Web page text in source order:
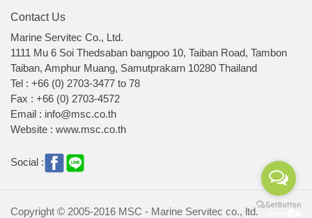
Contact Us
Marine Servitec Co., Ltd.
1111 Mu 6 Soi Thedsaban bangpoo 10, Taiban Road, Tambon
Taiban, Amphur Muang, Samutprakarn 10280 Thailand
Tel : +66 (0) 2703-3477 to 78
Fax : +66 (0) 2703-4572
Email : info@msc.co.th
Website : www.msc.co.th
Social :
Copyright © 2005-2016 MSC - Marine Servitec co., ltd.